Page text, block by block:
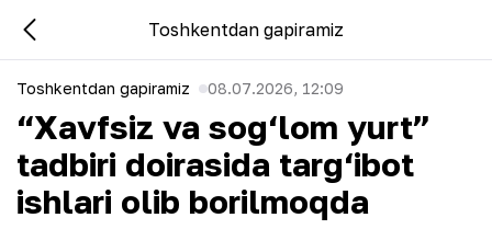
Toshkentdan gapiramiz
Toshkentdan gapiramiz 08.07.2026, 12:09
“Xavfsiz va sog‘lom yurt”
tadbiri doirasida targ‘ibot
ishlari olib borilmoqda